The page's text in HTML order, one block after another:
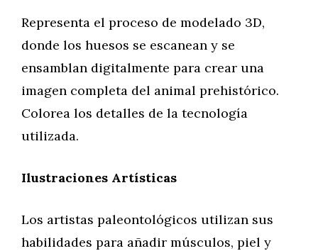
Representa el proceso de modelado 3D,
donde los huesos se escanean y se
ensamblan digitalmente para crear una
imagen completa del animal prehistórico.
Colorea los detalles de la tecnología
utilizada.
Ilustraciones Artísticas
Los artistas paleontológicos utilizan sus
habilidades para añadir músculos, piel y